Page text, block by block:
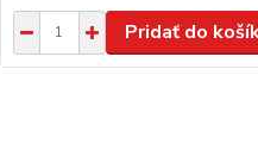
Pridať do